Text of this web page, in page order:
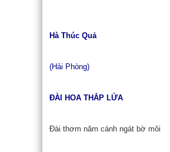
Hà Thúc Quả
(Hải Phòng)
ĐÀI HOA THẮP LỬA
Đài thơm năm cánh ngát bờ môi